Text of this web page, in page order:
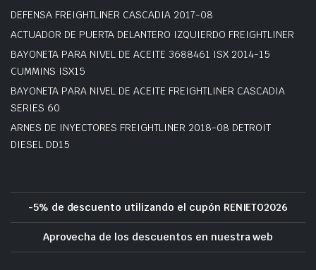
DEFENSA FREIGHTLINER CASCADIA 2017-08
ACTUADOR DE PUERTA DELANTERO IZQUIERDO FREIGHTLINER
BAYONETA PARA NIVEL DE ACEITE 3688461 ISX 2014-15
CUMMINS ISX15
BAYONETA PARA NIVEL DE ACEITE FREIGHTLINER CASCADIA
SERIES 60
ARNES DE INYECTORES FREIGHTLINER 2018-08 DETROIT
DIESEL DD15
-5% de descuento utilizando el cupón RENIETO2026
Aprovecha de los descuentos en nuestra web